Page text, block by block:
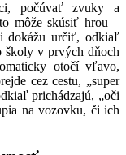
počúvať zvuky a
môže skúsiť hrou –
dokážu určiť, odkiaľ
školy v prvých dňoch
otočí vľavo,
cez cestu, „super
prichádzajú, „oči
na vozovku, či ich